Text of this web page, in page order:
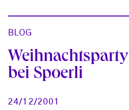
BLOG
Weihnachtsparty
bei Spoerli
24/12/2001